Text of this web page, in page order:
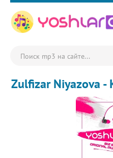
Zulfizar Niyazova -